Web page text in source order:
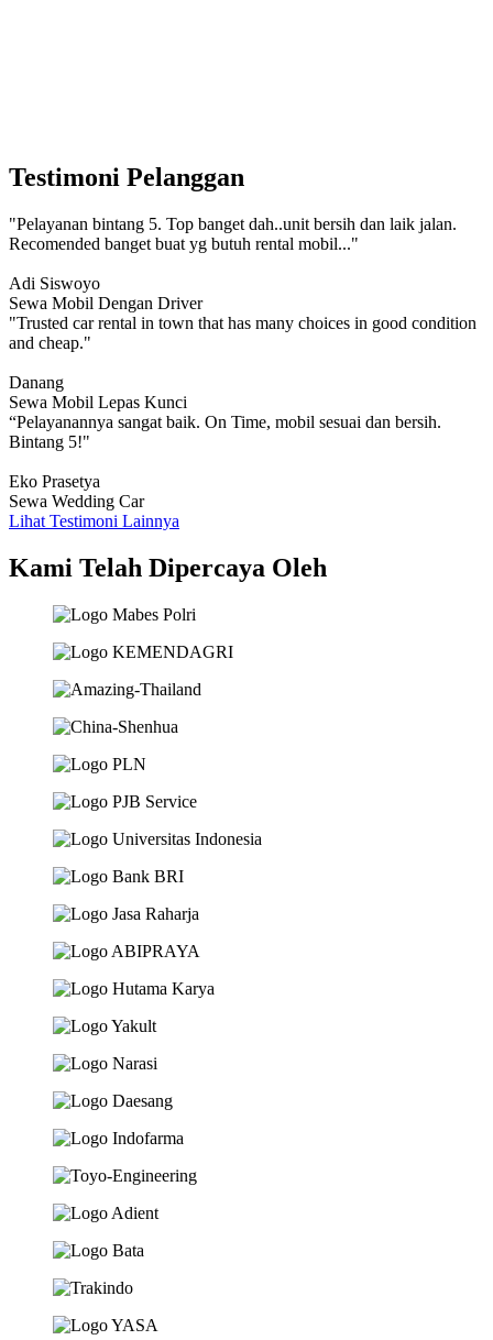
Testimoni Pelanggan
"Pelayanan bintang 5. Top banget dah..unit bersih dan laik jalan.
Recomended banget buat yg butuh rental mobil..."
Adi Siswoyo
Sewa Mobil Dengan Driver
"Trusted car rental in town that has many choices in good condition
and cheap."
Danang
Sewa Mobil Lepas Kunci
“Pelayanannya sangat baik. On Time, mobil sesuai dan bersih.
Bintang 5!"
Eko Prasetya
Sewa Wedding Car
Lihat Testimoni Lainnya
Kami Telah Dipercaya Oleh